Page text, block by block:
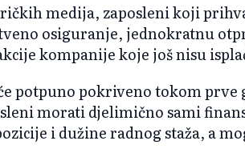
medija, zaposleni koji
osiguranje, jednokratnu
kompanije koje još nisu
potpuno pokriveno tokom prve
morati djelimično sami
i dužine radnog staža, a